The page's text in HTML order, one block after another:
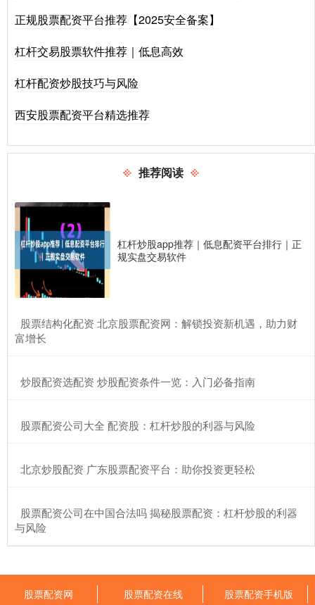
正规股票配资平台推荐【2025安全备案】
杠杆交易股票软件推荐｜低息高效
杠杆配资炒股技巧与风险
西安股票配资平台精选推荐
推荐阅读
杠杆炒股app推荐｜低息配资平台排行｜正
规实盘交易软件
​股票结构化配资 北京股票配资网：解锁投资新机遇，助力财
富增长
​炒股配资选配资 炒股配资条件一览：入门必备指南
​股票配资公司大全 配资股：杠杆炒股的利器与风险
​北京炒股配资 广东股票配资平台：助你投资更轻松
​股票配资公司在中国合法吗 揭秘股票配资：杠杆炒股的利器
与风险
股票配资网 股票配资在线 股票配资手机版